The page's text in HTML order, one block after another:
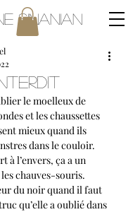
Sinanian
le moelleux de
et les chaussettes
mieux quand ils
dans le couloir.
à l’envers, ça a un
chauves-souris.
du noir quand il faut
qu’elle a oublié dans